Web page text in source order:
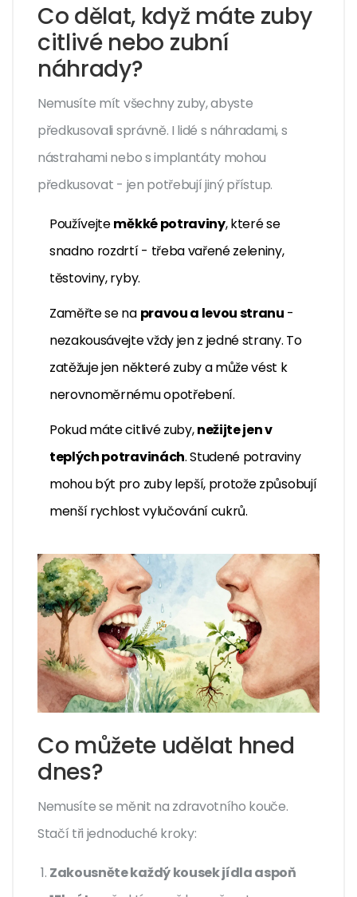
Co dělat, když máte zuby
citlivé nebo zubní
náhrady?
Nemusíte mít všechny zuby, abyste
předkusovali správně. I lidé s náhradami, s
nástrahami nebo s implantáty mohou
předkusovat - jen potřebují jiný přístup.
Používejteměkké potraviny, které se
snadno rozdrtí - třeba vařené zeleniny,
těstoviny, ryby.
Zaměřte se na pravou a levou stranu -
nezakousávejte vždy jen z jedné strany. To
zatěžuje jen některé zuby a může vést k
nerovnoměrnému opotřebení.
Pokud máte citlivé zuby,nežijte jen v
teplých potravinách. Studené potraviny
mohou být pro zuby lepší, protože způsobují
menší rychlost vylučování cukrů.
Co můžete udělat hned
dnes?
Nemusíte se měnit na zdravotního kouče.
Stačí tři jednoduché kroky:
Zakousněte každý kousek jídla aspoň